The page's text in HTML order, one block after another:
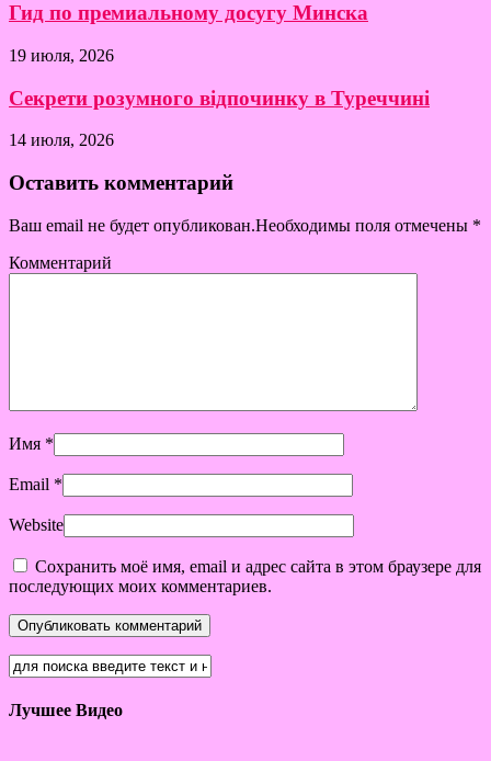
Гид по премиальному досугу Минска
19 июля, 2026
Секрети розумного відпочинку в Туреччині
14 июля, 2026
Оставить комментарий
Ваш email не будет опубликован.Необходимы поля отмечены *
Комментарий
Имя *
Email *
Website
Сохранить моё имя, email и адрес сайта в этом браузере для
последующих моих комментариев.
Лучшее Видео